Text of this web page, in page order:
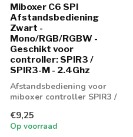
Miboxer C6 SPI
Afstandsbediening
Zwart -
Mono/RGB/RGBW -
Geschikt voor
controller: SPIR3 /
SPIR3-M - 2.4Ghz
Afstandsbediening voor
miboxer controller SPIR3 /
€9,25
Op voorraad